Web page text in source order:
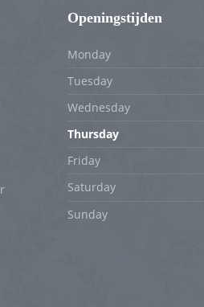
Openingstijden
Monday
Tuesday
Wednesday
Thursday
Friday
Saturday
Sunday